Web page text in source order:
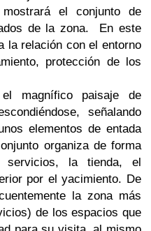
el conjunto de
de la zona. En este
la relación con el entorno
protección de los
magnífico paisaje de
señalando
elementos de entada
organiza de forma
servicios, la tienda, el
por el yacimiento. De
la zona más
de los espacios que